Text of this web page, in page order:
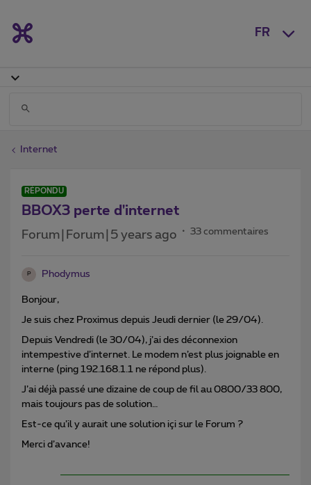
FR
Internet
RÉPONDU
BBOX3 perte d'internet
Forum|Forum|5 years ago 33 commentaires
P Phodymus
Bonjour,
Je suis chez Proximus depuis Jeudi dernier (le 29/04).
Depuis Vendredi (le 30/04), j’ai des déconnexion
intempestive d’internet. Le modem n’est plus joignable en
interne (ping 192.168.1.1 ne répond plus).
J’ai déjà passé une dizaine de coup de fil au 0800/33 800,
mais toujours pas de solution…
Est-ce qu’il y aurait une solution içi sur le Forum ?
Merci d’avance!